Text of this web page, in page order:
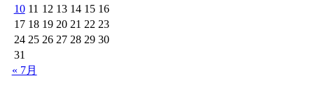
10 11 12 13 14 15 16
17 18 19 20 21 22 23
24 25 26 27 28 29 30
31
« 7月